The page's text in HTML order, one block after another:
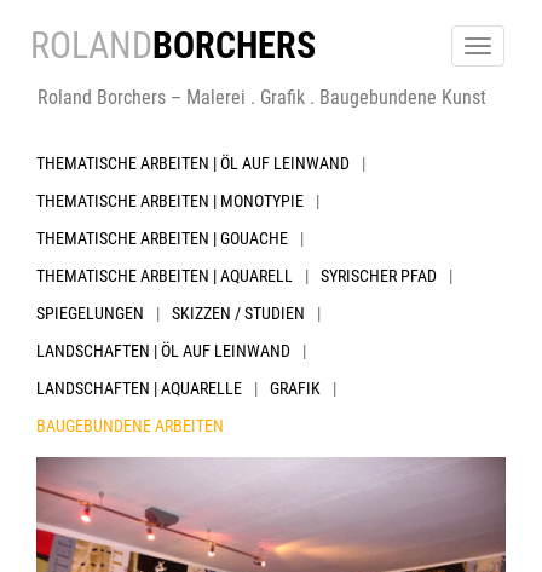
ROLANDBORCHERS
Toggle
Roland Borchers – Malerei . Grafik . Baugebundene Kunst
THEMATISCHE ARBEITEN | ÖL AUF LEINWAND
THEMATISCHE ARBEITEN | MONOTYPIE
THEMATISCHE ARBEITEN | GOUACHE
THEMATISCHE ARBEITEN | AQUARELL
SYRISCHER PFAD
SPIEGELUNGEN
SKIZZEN / STUDIEN
LANDSCHAFTEN | ÖL AUF LEINWAND
LANDSCHAFTEN | AQUARELLE
GRAFIK
BAUGEBUNDENE ARBEITEN